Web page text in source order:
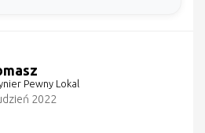
Pewny Lokal
2022